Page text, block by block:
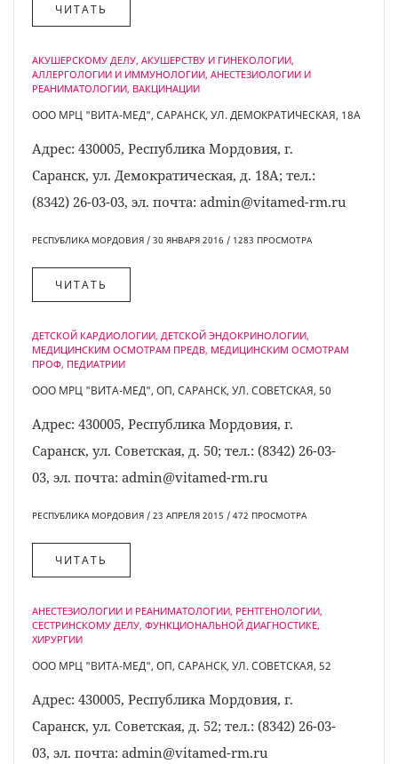
ЧИТАТЬ
АКУШЕРСКОМУ ДЕЛУ, АКУШЕРСТВУ И ГИНЕКОЛОГИИ,
АЛЛЕРГОЛОГИИ И ИММУНОЛОГИИ, АНЕСТЕЗИОЛОГИИ И
РЕАНИМАТОЛОГИИ, ВАКЦИНАЦИИ
ООО МРЦ "ВИТА-МЕД", САРАНСК, УЛ. ДЕМОКРАТИЧЕСКАЯ, 18А
Адрес: 430005, Республика Мордовия, г.
Саранск, ул. Демократическая, д. 18А; тел.:
(8342) 26-03-03, эл. почта: admin@vitamed-rm.ru
РЕСПУБЛИКА МОРДОВИЯ / 30 ЯНВАРЯ 2016 / 1283 ПРОСМОТРA
ЧИТАТЬ
ДЕТСКОЙ КАРДИОЛОГИИ, ДЕТСКОЙ ЭНДОКРИНОЛОГИИ,
МЕДИЦИНСКИМ ОСМОТРАМ ПРЕДВ, МЕДИЦИНСКИМ ОСМОТРАМ
ПРОФ, ПЕДИАТРИИ
ООО МРЦ "ВИТА-МЕД", ОП, САРАНСК, УЛ. СОВЕТСКАЯ, 50
Адрес: 430005, Республика Мордовия, г.
Саранск, ул. Советская, д. 50; тел.: (8342) 26-03-
03, эл. почта: admin@vitamed-rm.ru
РЕСПУБЛИКА МОРДОВИЯ / 23 АПРЕЛЯ 2015 / 472 ПРОСМОТРA
ЧИТАТЬ
АНЕСТЕЗИОЛОГИИ И РЕАНИМАТОЛОГИИ, РЕНТГЕНОЛОГИИ,
СЕСТРИНСКОМУ ДЕЛУ, ФУНКЦИОНАЛЬНОЙ ДИАГНОСТИКЕ,
ХИРУРГИИ
ООО МРЦ "ВИТА-МЕД", ОП, САРАНСК, УЛ. СОВЕТСКАЯ, 52
Адрес: 430005, Республика Мордовия, г.
Саранск, ул. Советская, д. 52; тел.: (8342) 26-03-
03, эл. почта: admin@vitamed-rm.ru